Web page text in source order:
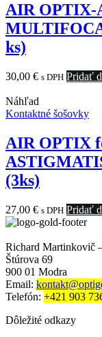
AIR OPTIX-
ks)
30,00 € s DPH Pridať
Náhľad
Kontaktné šošovky
AIR OPTIX
(3ks)
27,00 € s DPH Pridať
Richard Martinkovič
Štúrova 69
900 01 Modra
Email:
Telefón: +421 903
Dôležité odkazy